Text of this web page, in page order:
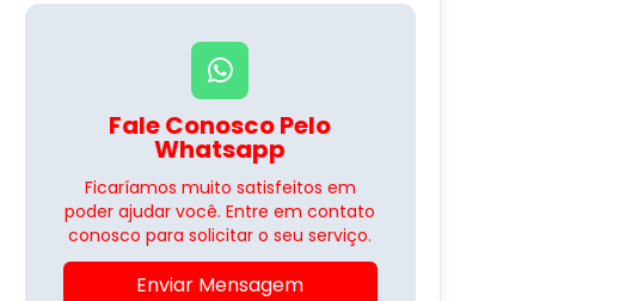
Fale Conosco Pelo
Whatsapp
Ficaríamos muito satisfeitos em
poder ajudar você. Entre em contato
conosco para solicitar o seu serviço.
Enviar Mensagem